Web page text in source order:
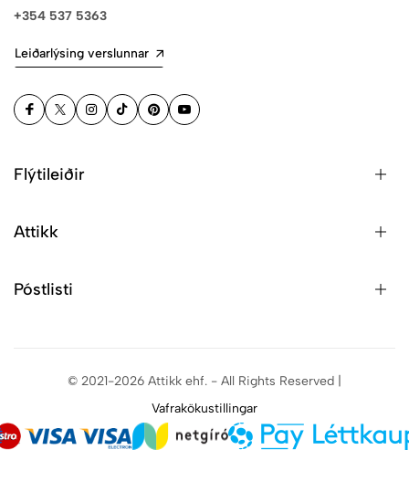
+354 537 5363
Leiðarlýsing verslunnar
Flýtileiðir
Attikk
Póstlisti
© 2021-2026 Attikk ehf. - All Rights Reserved |
Vafrakökustillingar